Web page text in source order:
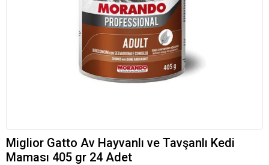
Miglior Gatto Av Hayvanlı ve Tavşanlı Kedi
Maması 405 gr 24 Adet